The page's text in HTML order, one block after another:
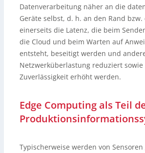
Datenverarbeitung näher an die
Geräte selbst, d. h. an den Rand bzw.
einerseits die Latenz, die beim
die Cloud und beim Warten auf
entsteht, beseitigt werden und
Netzwerküberlastung reduziert sowie
Zuverlässigkeit erhöht werden.
Edge Computing als Teil
Typischerweise werden von